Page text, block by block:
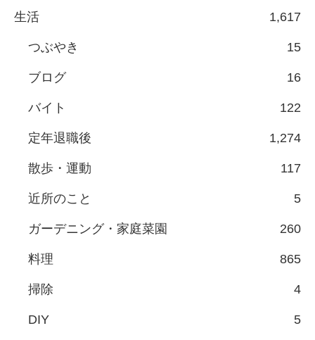
生活 1,617
つぶやき 15
ブログ 16
バイト 122
定年退職後 1,274
散歩・運動 117
近所のこと 5
ガーデニング・家庭菜園 260
料理 865
掃除 4
DIY 5